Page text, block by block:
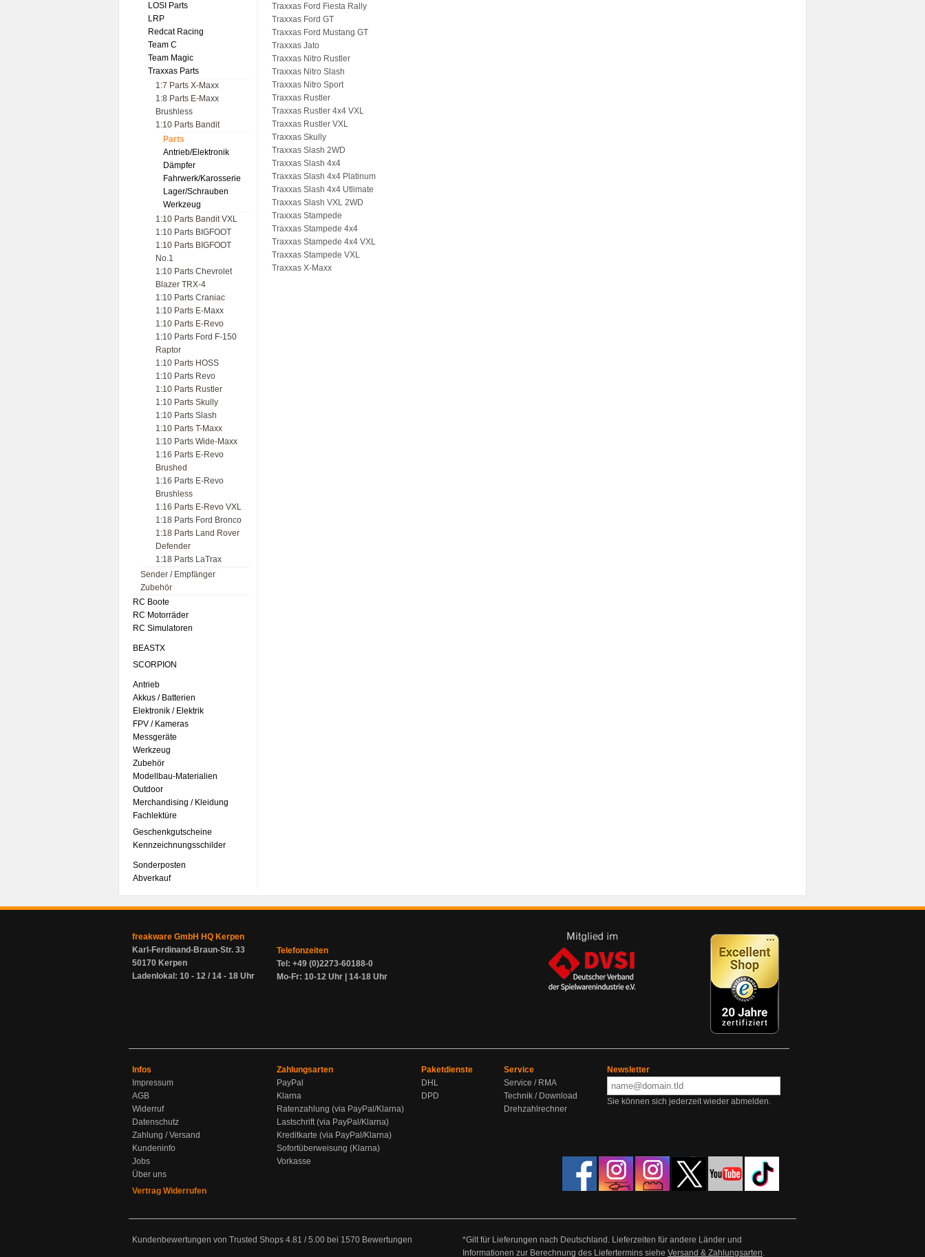
LOSI Parts
LRP
Redcat Racing
Team C
Team Magic
Traxxas Parts
1:7 Parts X-Maxx
1:8 Parts E-Maxx
Brushless
1:10 Parts Bandit
Parts
Antrieb/Elektronik
Dämpfer
Fahrwerk/Karosserie
Lager/Schrauben
Werkzeug
1:10 Parts Bandit VXL
1:10 Parts BIGFOOT
1:10 Parts BIGFOOT
No.1
1:10 Parts Chevrolet
Blazer TRX-4
1:10 Parts Craniac
1:10 Parts E-Maxx
1:10 Parts E-Revo
1:10 Parts Ford F-150
Raptor
1:10 Parts HOSS
1:10 Parts Revo
1:10 Parts Rustler
1:10 Parts Skully
1:10 Parts Slash
1:10 Parts T-Maxx
1:10 Parts Wide-Maxx
1:16 Parts E-Revo
Brushed
1:16 Parts E-Revo
Brushless
1:16 Parts E-Revo VXL
1:18 Parts Ford Bronco
1:18 Parts Land Rover
Defender
1:18 Parts LaTrax
Sender / Empfänger
Zubehör
RC Boote
RC Motorräder
RC Simulatoren
BEASTX
SCORPION
Antrieb
Akkus / Batterien
Elektronik / Elektrik
FPV / Kameras
Messgeräte
Werkzeug
Zubehör
Modellbau-Materialien
Outdoor
Merchandising / Kleidung
Fachlektüre
Geschenkgutscheine
Kennzeichnungsschilder
Sonderposten
Abverkauf
Traxxas Ford Fiesta Rally
Traxxas Ford GT
Traxxas Ford Mustang GT
Traxxas Jato
Traxxas Nitro Rustler
Traxxas Nitro Slash
Traxxas Nitro Sport
Traxxas Rustler
Traxxas Rustler 4x4 VXL
Traxxas Rustler VXL
Traxxas Skully
Traxxas Slash 2WD
Traxxas Slash 4x4
Traxxas Slash 4x4 Platinum
Traxxas Slash 4x4 Utlimate
Traxxas Slash VXL 2WD
Traxxas Stampede
Traxxas Stampede 4x4
Traxxas Stampede 4x4 VXL
Traxxas Stampede VXL
Traxxas X-Maxx
freakware GmbH HQ Kerpen
Karl-Ferdinand-Braun-Str. 33
50170 Kerpen
Ladenlokal: 10 - 12 / 14 - 18 Uhr
Telefonzeiten
Tel: +49 (0)2273-60188-0
Mo-Fr: 10-12 Uhr | 14-18 Uhr
Infos
Impressum
AGB
Widerruf
Datenschutz
Zahlung / Versand
Kundeninfo
Jobs
Über uns
Vertrag Widerrufen
Zahlungsarten
PayPal
Klarna
Ratenzahlung (via PayPal/Klarna)
Lastschrift (via PayPal/Klarna)
Kreditkarte (via PayPal/Klarna)
Sofortüberweisung (Klarna)
Vorkasse
Paketdienste
DHL
DPD
Service
Service / RMA
Technik / Download
Drehzahlrechner
Newsletter
Sie können sich jederzeit wieder abmelden.
Kundenbewertungen von Trusted Shops 4.81 /5.00 bei 1570 Bewertungen
*Gilt für Lieferungen nach Deutschland. Lieferzeiten für andere Länder und
Informationen zur Berechnung des Liefertermins siehe Versand & Zahlungsarten.